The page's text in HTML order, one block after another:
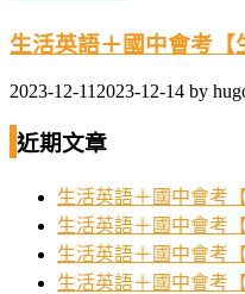
生活英語＋國中會考
2023-12-11 2023-12-14 by
近期文章
生活英語＋國中會考
生活英語＋國中會考
生活英語＋國中會考
生活英語＋國中會考